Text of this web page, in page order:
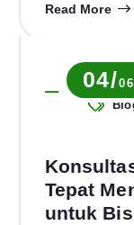
Read More
04/
Novia
Tepat
untuk